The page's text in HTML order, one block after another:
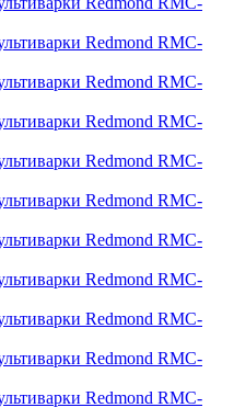
Redmond RMC-
Redmond RMC-
Redmond RMC-
Redmond RMC-
Redmond RMC-
Redmond RMC-
Redmond RMC-
Redmond RMC-
Redmond RMC-
Redmond RMC-